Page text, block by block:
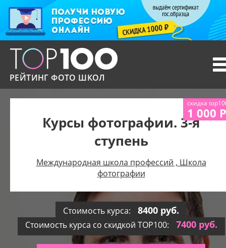
РЕЙТИНГ ФОТО ШКОЛ
скидка
1 000 Р
Курсы фотографии. 3-я
ступень
Международная школа профессий , Школа
фотографии
Стоимость курса: 8400 руб.
Стоимость курса со скидкой TOP100: 7400 руб.